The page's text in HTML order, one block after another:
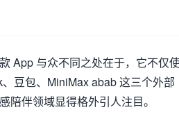
App 与众不同之处在于，它不仅
豆包、MiniMax abab 这三个外部
陪伴领域显得格外引人注目。